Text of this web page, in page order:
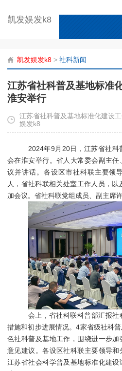
凯发娱发k8
凯发娱发k8 > 社科新闻
江苏省社科普及基地标准
淮安举行
江苏省社科普及基地标准化建设
娱发k8
2024年9 月 20日，江苏省社科
会在淮安举行。省人大常委会副主
议并讲话。各设区市社科联主要领
人，省社科联相关处室工作人员，以
加会议。省社科联党组成员、副主席
会上，省社科联科普部汇报社
措施和初步进展情况。4家省级社科
色社科普及基地工作，围绕进一步
意见建议。各设区社科联主要领导
江苏省社会科学普及基地标准化建